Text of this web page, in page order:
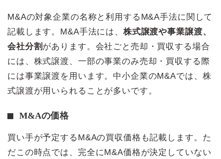
M&Aの対象企業の名称と利用するM&A手法に関して
記載します。M&A手法には、 株式譲渡や事業譲渡、
会社分割 があります。会社ごと売却・買収する場合
には、株式譲渡、一部の事業のみ売却・買収する際
には事業譲渡を用います。中小企業のM&Aでは、株
式譲渡が用いられることが多いです。
M&Aの価格
買い手が予定するM&Aの買収価格も記載します。た
だこの時点では、完全にM&A価格が決定していない